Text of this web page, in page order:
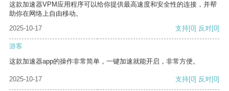
这款加速器VPM应用程序可以给你提供最高速度和安全性的连接，并帮
助你在网络上自由移动。
2025-10-17
支持[0] 反对[0]
游客
这款加速器app的操作非常简单，一键加速就能开启，非常方便。
2025-10-17 支持[0] 反对[0]